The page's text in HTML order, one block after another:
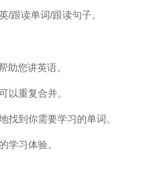
/跟读单词/跟读句子。
助您讲英语。
以重复合并。
找到你需要学习的单词。
学习体验。